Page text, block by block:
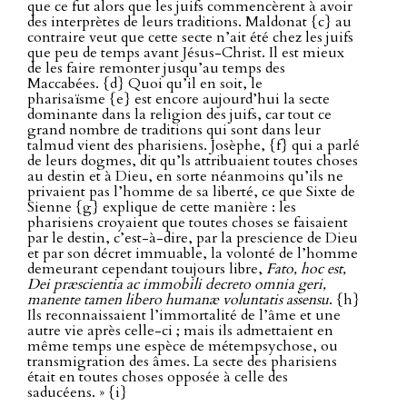
que ce fut alors que les juifs commencèrent à avoir
des interprètes de leurs traditions. Maldonat {c} au
contraire veut que cette secte n’ait été chez les juifs
que peu de temps avant Jésus-Christ. Il est mieux
de les faire remonter jusqu’au temps des
Maccabées. {d} Quoi qu’il en soit, le
pharisaïsme {e} est encore aujourd’hui la secte
dominante dans la religion des juifs, car tout ce
grand nombre de traditions qui sont dans leur
talmud vient des pharisiens. Josèphe, {f} qui a parlé
de leurs dogmes, dit qu’ls attribuaient toutes choses
au destin et à Dieu, en sorte néanmoins qu’ils ne
privaient pas l’homme de sa liberté, ce que Sixte de
Sienne {g} explique de cette manière : les
pharisiens croyaient que toutes choses se faisaient
par le destin, c’est-à-dire, par la prescience de Dieu
et par son décret immuable, la volonté de l’homme
demeurant cependant toujours libre, Fato, hoc est,
Dei præscientia ac immobili decreto omnia geri,
manente tamen libero humanæ voluntatis assensu. {h}
Ils reconnaissaient l’immortalité de l’âme et une
autre vie après celle-ci ; mais ils admettaient en
même temps une espèce de métempsychose, ou
transmigration des âmes. La secte des pharisiens
était en toutes choses opposée à celle des
saducéens. » {i}